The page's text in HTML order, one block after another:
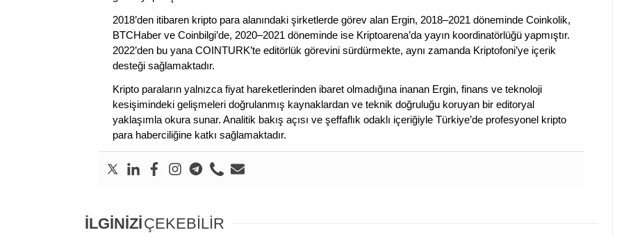
2018’den itibaren kripto para alanındaki şirketlerde görev alan Ergin, 2018–2021 döneminde Coinkolik,
BTCHaber ve Coinbilgi’de, 2020–2021 döneminde ise Kriptoarena’da yayın koordinatörlüğü yapmıştır.
2022’den bu yana COINTURK’te editörlük görevini sürdürmekte, aynı zamanda Kriptofoni’ye içerik
desteği sağlamaktadır.
Kripto paraların yalnızca fiyat hareketlerinden ibaret olmadığına inanan Ergin, finans ve teknoloji
kesişimindeki gelişmeleri doğrulanmış kaynaklardan ve teknik doğruluğu koruyan bir editoryal
yaklaşımla okura sunar. Analitik bakış açısı ve şeffaflık odaklı içeriğiyle Türkiye’de profesyonel kripto
para haberciliğine katkı sağlamaktadır.
İLGİNİZİÇEKEBİLİR